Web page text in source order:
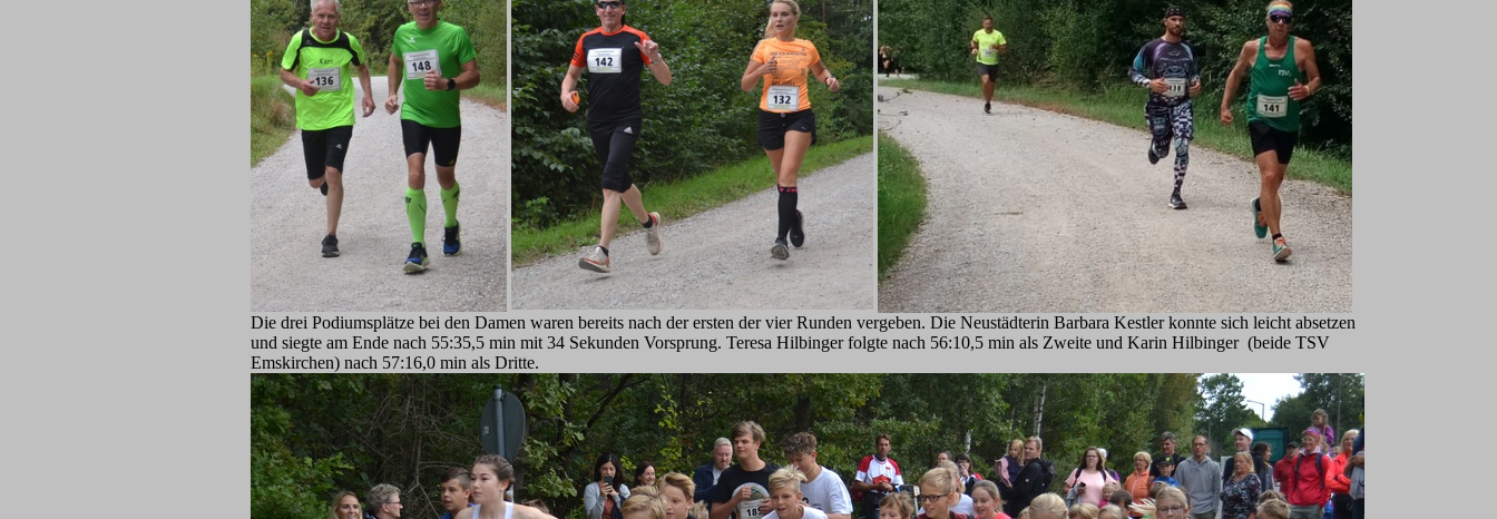
Die drei Podiumsplätze bei den Damen waren bereits nach der ersten der vier Runden vergeben. Die Neustädterin Barbara Kestler konnte sich leicht absetzen
und siegte am Ende nach 55:35,5 min mit 34 Sekunden Vorsprung. Teresa Hilbinger folgte nach 56:10,5 min als Zweite und Karin Hilbinger (beide TSV
Emskirchen) nach 57:16,0 min als Dritte.